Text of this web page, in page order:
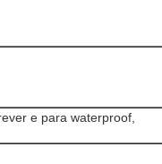
e para waterproof,